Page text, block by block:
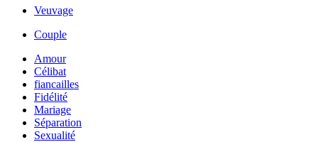
Veuvage
Couple
Amour
Célibat
fiancailles
Fidélité
Mariage
Séparation
Sexualité